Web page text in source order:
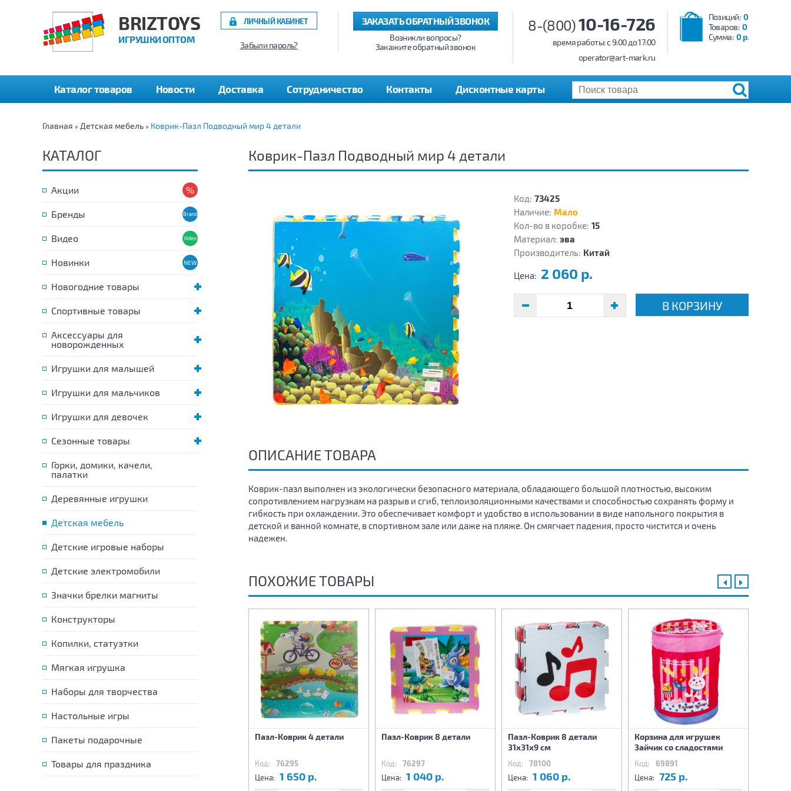
BRIZTOYS
ИГРУШКИ ОПТОМ
Позиций: 0
Товаров: 0
Сумма: 0 р.
8-(800)10-16-726
время работы: c 9:00 до 17:00
operator@art-mark.ru
ЗАКАЗАТЬ ОБРАТНЫЙ ЗВОНОК
Возникли вопросы?
Закажите обратный звонок
ЛИЧНЫЙ КАБИНЕТ
Забыли пароль?
Каталог товаров Новости Доставка Сотрудничество Контакты Дисконтные карты
Главная » Детская мебель » Коврик-Пазл Подводный мир 4 детали
КАТАЛОГ
Акции
Бренды
Видео
Новинки
Новогодние товары
Спортивные товары
Аксессуары для
новорожденных
Игрушки для малышей
Игрушки для мальчиков
Игрушки для девочек
Сезонные товары
Горки, домики, качели,
палатки
Деревянные игрушки
Детская мебель
Детские игровые наборы
Детские электромобили
Значки брелки магниты
Конструкторы
Копилки, статуэтки
Мягкая игрушка
Наборы для творчества
Настольные игры
Пакеты подарочные
Товары для праздника
Коврик-Пазл Подводный мир 4 детали
Код: 73425
Наличие: Мало
Кол-во в коробке: 15
Материал: эва
Производитель: Китай
Цена: 2 060 р.
В КОРЗИНУ
ОПИСАНИЕ ТОВАРА
Коврик-пазл выполнен из экологически безопасного материала, обладающего большой плотностью, высоким
сопротивлением нагрузкам на разрыв и сгиб, теплоизоляционными качествами и способностью сохранять форму и
гибкость при охлаждении. Это обеспечивает комфорт и удобство в использовании в виде напольного покрытия в
детской и ванной комнате, в спортивном зале или даже на пляже. Он смягчает падения, просто чистится и очень
надежен.
ПОХОЖИЕ ТОВАРЫ
Корзина для игрушек
69890
Корзина для игрушек Кот
Код: 69889
Пазл-Коврик 4 детали
Код: 76295
Цена: 1 650 р.
Пазл-Коврик 8 детали
Код: 76297
Цена: 1 040 р.
Пазл-Коврик 8 детали
31х31х9 см
Код: 78100
Цена: 1 060 р.
Корзина для игрушек
Зайчик со сладостями
Код: 69891
Цена: 725 р.